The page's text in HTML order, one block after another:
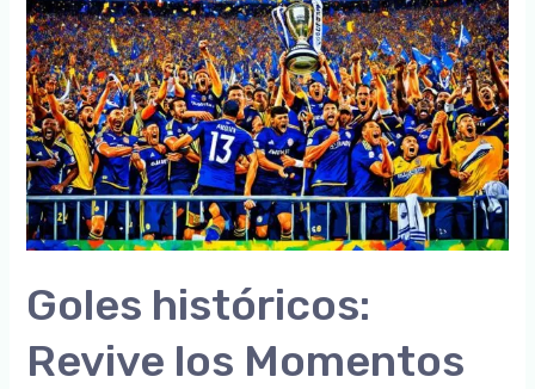
Camino
de
los
Jugadores
a
la
Gloria
Goles históricos:
Revive los Momentos